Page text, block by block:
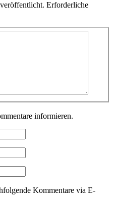
Erforderliche
informieren.
Kommentare via E-